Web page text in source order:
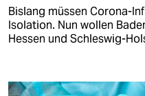
Bislang müssen Corona-
Isolation. Nun wollen
Hessen und Schleswig-